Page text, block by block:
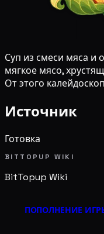
Суп из смеси мяса и
мягкое мясо,
От этого
Источник
Готовка
BITTOPUP WIKI
BitTopup Wiki
ПОПОЛНЕНИЕ